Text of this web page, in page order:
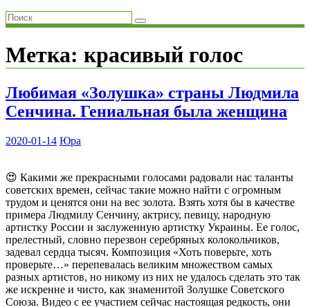
Метка: красивый голос
Любимая «Золушка» страны Людмила
Сенчина. Гениальная была женщина
2020-01-14 Юра
😍 Какими же прекрасными голосами радовали нас таланты
советских времен, сейчас такие можно найти с огромным
трудом и ценятся они на вес золота. Взять хотя бы в качестве
примера Людмилу Сенчину, актрису, певицу, народную
артистку России и заслуженную артистку Украины. Ее голос,
прелестный, словно перезвон серебряных колокольчиков,
задевал сердца тысяч. Композиция «Хоть поверьте, хоть
проверьте…» перепевалась великим множеством самых
разных артистов, но никому из них не удалось сделать это так
же искренне и чисто, как знаменитой Золушке Советского
Союза. Видео с ее участием сейчас настоящая редкость, они